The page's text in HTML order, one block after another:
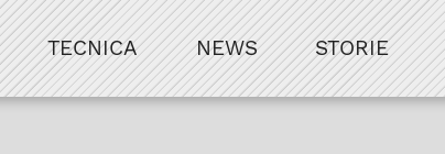
TECNICA NEWS STORIE